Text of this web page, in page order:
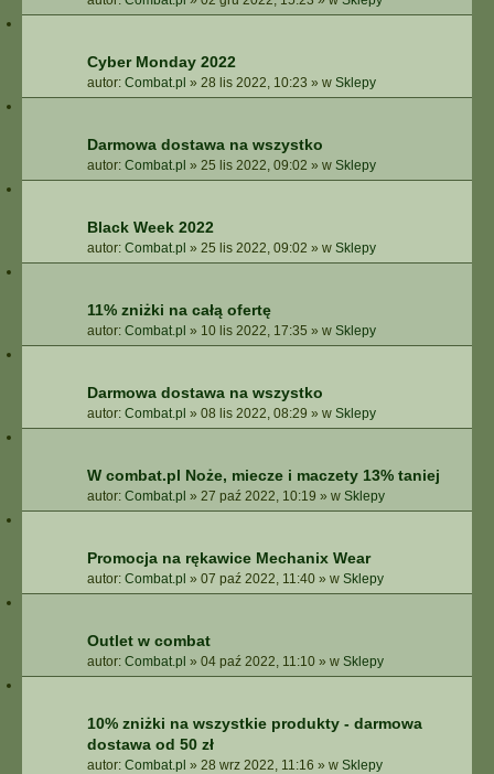
Cyber Monday 2022
autor: Combat.pl » 28 lis 2022, 10:23 » w Sklepy
Darmowa dostawa na wszystko
autor: Combat.pl » 25 lis 2022, 09:02 » w Sklepy
Black Week 2022
autor: Combat.pl » 25 lis 2022, 09:02 » w Sklepy
11% zniżki na całą ofertę
autor: Combat.pl » 10 lis 2022, 17:35 » w Sklepy
Darmowa dostawa na wszystko
autor: Combat.pl » 08 lis 2022, 08:29 » w Sklepy
W combat.pl Noże, miecze i maczety 13% taniej
autor: Combat.pl » 27 paź 2022, 10:19 » w Sklepy
Promocja na rękawice Mechanix Wear
autor: Combat.pl » 07 paź 2022, 11:40 » w Sklepy
Outlet w combat
autor: Combat.pl » 04 paź 2022, 11:10 » w Sklepy
10% zniżki na wszystkie produkty - darmowa
dostawa od 50 zł
autor: Combat.pl » 28 wrz 2022, 11:16 » w Sklepy